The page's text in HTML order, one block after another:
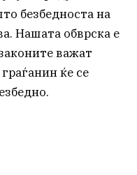
безбедноста на
Нашата обврска е
важат
ќе се